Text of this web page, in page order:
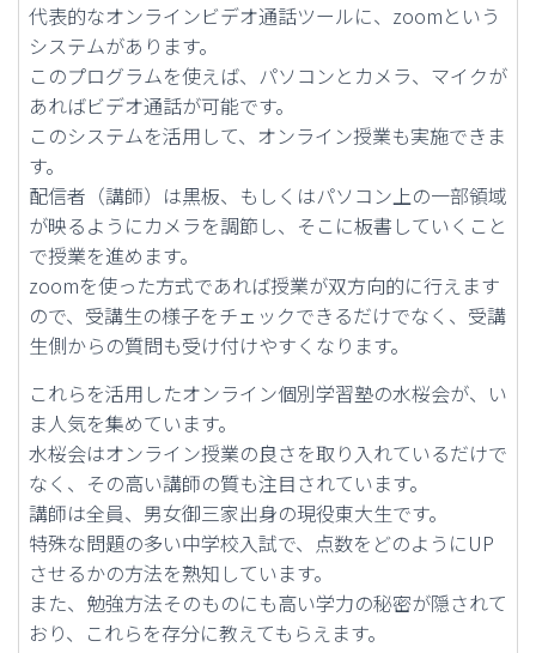
代表的なオンラインビデオ通話ツールに、zoomという
システムがあります。
このプログラムを使えば、パソコンとカメラ、マイクが
あればビデオ通話が可能です。
このシステムを活用して、オンライン授業も実施できま
す。
配信者（講師）は黒板、もしくはパソコン上の一部領域
が映るようにカメラを調節し、そこに板書していくこと
で授業を進めます。
zoomを使った方式であれば授業が双方向的に行えます
ので、受講生の様子をチェックできるだけでなく、受講
生側からの質問も受け付けやすくなります。
これらを活用したオンライン個別学習塾の水桜会が、い
ま人気を集めています。
水桜会はオンライン授業の良さを取り入れているだけで
なく、その高い講師の質も注目されています。
講師は全員、男女御三家出身の現役東大生です。
特殊な問題の多い中学校入試で、点数をどのようにUP
させるかの方法を熟知しています。
また、勉強方法そのものにも高い学力の秘密が隠されて
おり、これらを存分に教えてもらえます。